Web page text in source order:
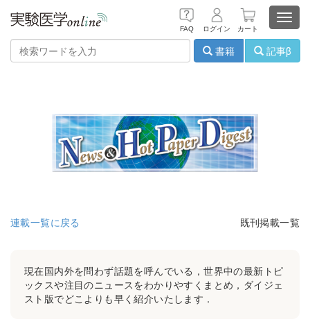
FAQ ログイン カート
書籍
記事β
連載一覧に戻る 既刊掲載一覧
現在国内外を問わず話題を呼んでいる，世界中の最新トピ
ックスや注目のニュースをわかりやすくまとめ，ダイジェ
スト版でどこよりも早く紹介いたします．